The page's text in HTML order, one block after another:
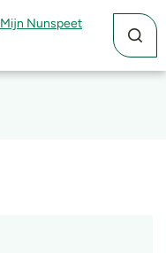
Mijn Nunspeet